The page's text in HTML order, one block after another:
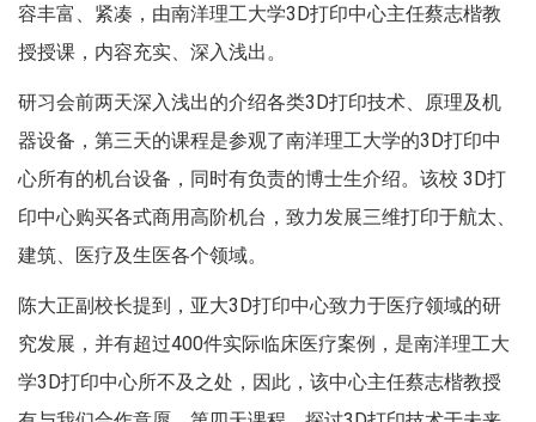
容丰富、紧凑，由南洋理工大学3D打印中心主任蔡志楷教
授授课，内容充实、深入浅出。
研习会前两天深入浅出的介绍各类3D打印技术、原理及机
器设备，第三天的课程是参观了南洋理工大学的3D打印中
心所有的机台设备，同时有负责的博士生介绍。该校 3D打
印中心购买各式商用高阶机台，致力发展三维打印于航太、
建筑、医疗及生医各个领域。
陈大正副校长提到，亚大3D打印中心致力于医疗领域的研
究发展，并有超过400件实际临床医疗案例，是南洋理工大
学3D打印中心所不及之处，因此，该中心主任蔡志楷教授